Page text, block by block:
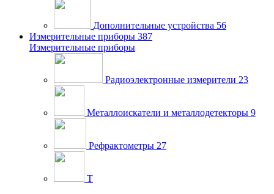
Дополнительные устройства 56
Измерительные приборы 387
Измерительные приборы
Радиоэлектронные измерители 23
Металлоискатели и металлодетекторы 9
Рефрактометры 27
Т